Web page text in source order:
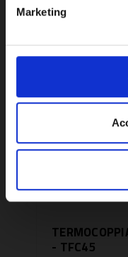
Marketing
- TFC45